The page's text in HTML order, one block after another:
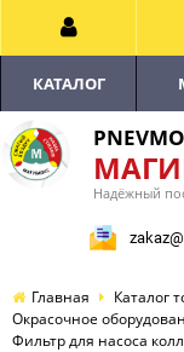
Надёжный
КАТАЛОГ
Главная Каталог
Окрасочное
Фильтр для насоса